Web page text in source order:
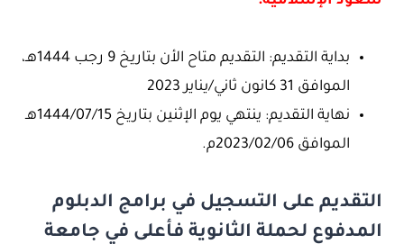
بداية التقديم: التقديم متاح الأن بتاريخ 9 رجب 1444هـ،
الموافق 31 كانون ثاني/يناير 2023
نهاية التقديم: ينتهي يوم الإثنين بتاريخ 1444/07/15هـ
الموافق 2023/02/06م.
التقديم على التسجيل في برامج الدبلوم
المدفوع لحملة الثانوية فأعلى في جامعة